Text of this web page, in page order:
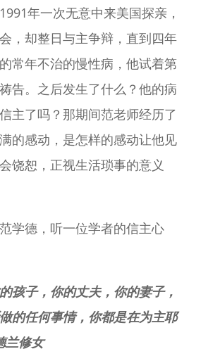
年一次无意中来美国探亲，
，却整日与主争辩，直到四年
常年不治的慢性病，他试着第
告。之后发生了什么？他的病
主了吗？那期间范老师经历了
的感动，是怎样的感动让他见
饶恕，正视生活琐事的意义
学德，听一位学者的信主心
孩子，你的丈夫，你的妻子，
的任何事情，你都是在为主耶
兰修女